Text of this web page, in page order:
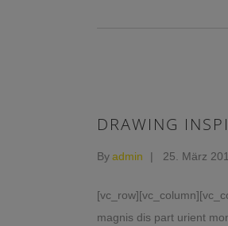
DRAWING
Byadmin 25. März
magnis dis part urient